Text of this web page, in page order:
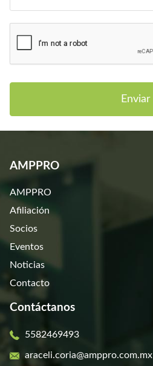
Enviar
AMPPRO
AMPPRO
Afiliación
Socios
Eventos
Noticias
Contacto
Contáctanos
5582469493
araceli.coria@amppro.com.mx